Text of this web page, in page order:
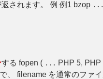
されます。 例 例1 bzop ...
する fopen ( ... PHP 5,
、 filename を通常のファ